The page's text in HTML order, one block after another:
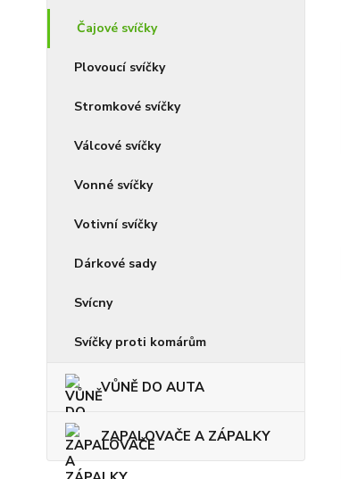
Čajové svíčky
Plovoucí svíčky
Stromkové svíčky
Válcové svíčky
Vonné svíčky
Votivní svíčky
Dárkové sady
Svícny
Svíčky proti komárům
VŮNĚ DO AUTA
ZAPALOVAČE A ZÁPALKY